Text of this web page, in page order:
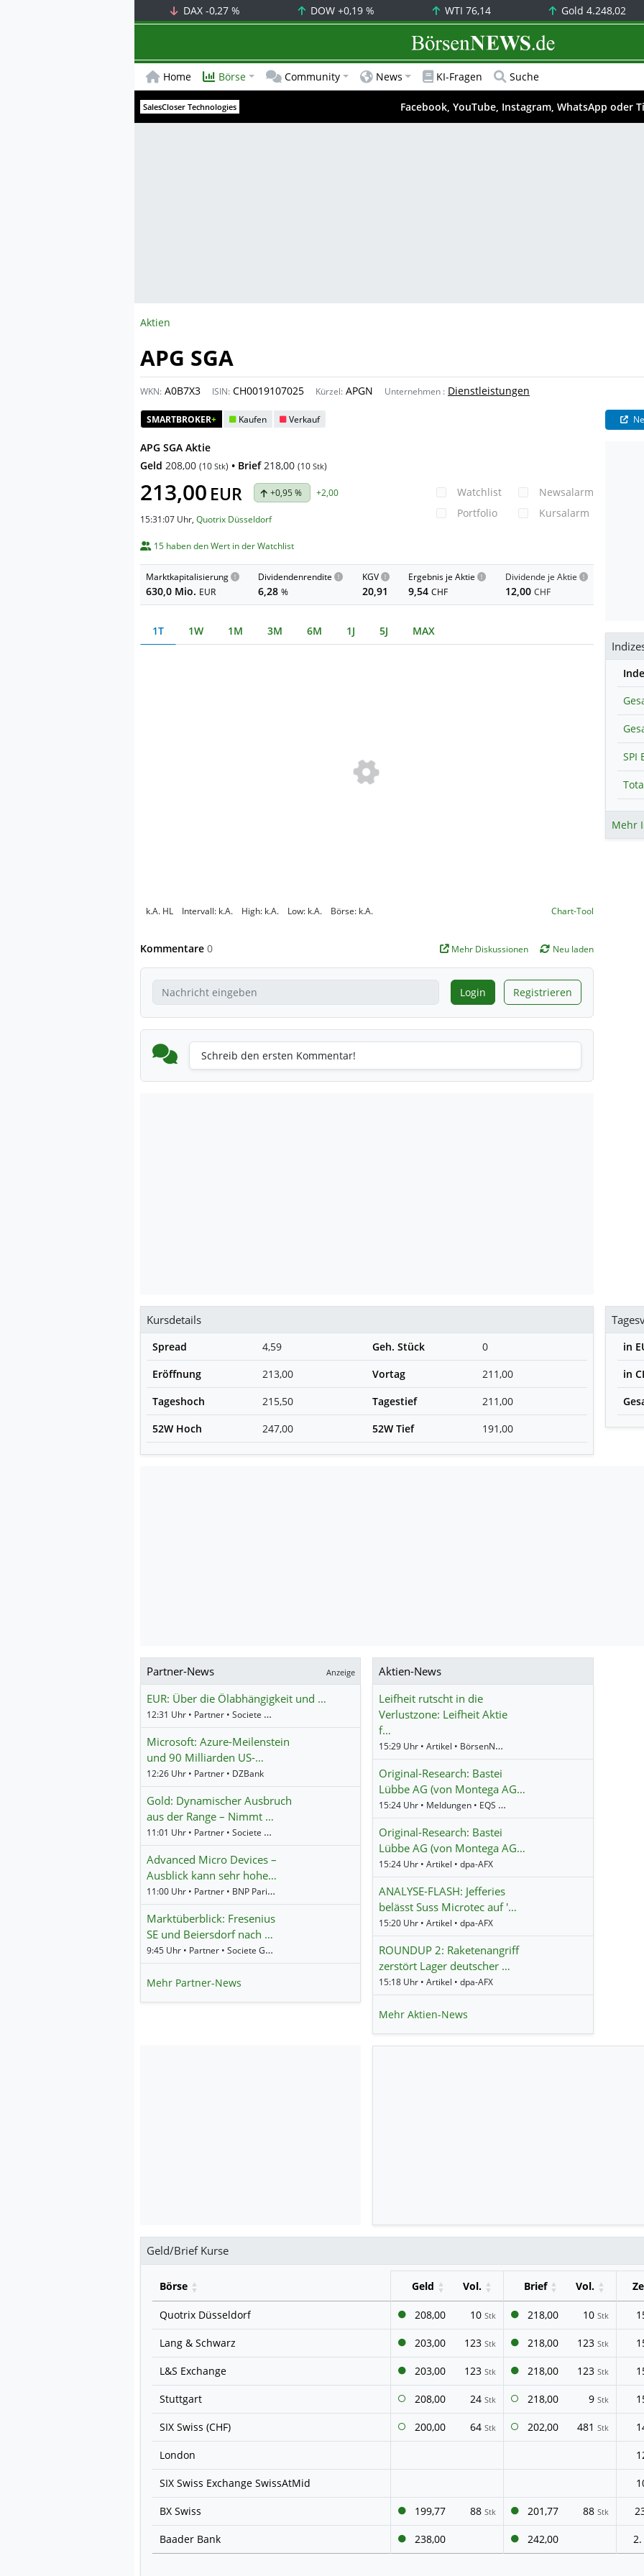
DAX -0,27 % DOW+0,19 % WTI76,14 Gold4.248,02
BörsenNEWS.de
Home Börse Community News KI-Fragen Suche
SalesCloser Technologies Facebook, YouTube, Instagram, WhatsApp oder
Aktien
APG SGA
WKN: A0B7X3 ISIN: CH0019107025 Kürzel: APGN Unternehmen : Dienstleistungen
SMARTBROKER+ Kaufen Verkauf
APG SGA Aktie
Geld 208,00 (10 Stk) • Brief 218,00 (10 Stk)
213,00 EUR +0,95 % +2,00
15:31:07 Uhr, Quotrix Düsseldorf
Watchlist
Portfolio
Newsalarm
Kursalarm
15 haben den Wert in der Watchlist
Marktkapitalisierung
630,0 Mio. EUR
Dividendenrendite
6,28%
KGV
20,91
Ergebnis je Aktie
9,54CHF
Dividende je Aktie
12,00 CHF
1T 1W 1M 3M 6M 1J 5J MAX
k.A. HL Intervall: k.A. High: k.A. Low: k.A. Börse: k.A. Chart-Tool
Kommentare 0 Mehr Diskussionen Neu laden
Login Registrieren
Schreib den ersten Kommentar!
Mehr
Kursdetails
Spread 4,59 Geh. Stück
0
Eröffnung
213,00 Vortag
211,00
Tageshoch
215,50 Tagestief
211,00
52W Hoch
247,00 52W Tief 191,00
in
in
Partner-News Anzeige
EUR: Über die Ölabhängigkeit und …
12:31 Uhr • Partner • Societe Generale
Microsoft: Azure-Meilenstein
und 90 Milliarden US-…
12:26 Uhr • Partner • DZBank
Gold: Dynamischer Ausbruch
aus der Range – Nimmt …
11:01 Uhr • Partner • Societe Generale
Advanced Micro Devices –
Ausblick kann sehr hohe…
11:00 Uhr • Partner • BNP Paribas
Marktüberblick: Fresenius
SE und Beiersdorf nach …
9:45 Uhr • Partner • Societe Generale
Mehr Partner-News
Aktien-News
Leifheit rutscht in die
Verlustzone: Leifheit Aktie
f…
15:29 Uhr • Artikel • BörsenNEWS.de
Original-Research: Bastei
Lübbe AG (von Montega AG…
15:24 Uhr • Meldungen • EQS Research
Original-Research: Bastei
Lübbe AG (von Montega AG…
15:24 Uhr • Artikel • dpa-AFX
ANALYSE-FLASH: Jefferies
belässt Suss Microtec auf '…
15:20 Uhr • Artikel • dpa-AFX
ROUNDUP 2: Raketenangriff
zerstört Lager deutscher …
15:18 Uhr • Artikel • dpa-AFX
Mehr Aktien-News
Geld/Brief Kurse
Börse Geld Vol. Brief Vol.
Quotrix Düsseldorf 208,00 10 Stk 218,00 10 Stk
Lang & Schwarz 203,00 123 Stk 218,00 123 Stk
L&S Exchange 203,00 123 Stk 218,00 123 Stk
Stuttgart 208,00 24 Stk 218,00 9 Stk
SIX Swiss (CHF) 200,00 64 Stk 202,00 481 Stk
London
SIX Swiss Exchange SwissAtMid
BX Swiss 199,77 88 Stk 201,77 88 Stk
Baader Bank 238,00 242,00